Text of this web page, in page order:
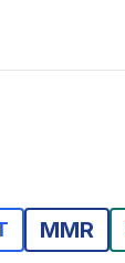
MMR